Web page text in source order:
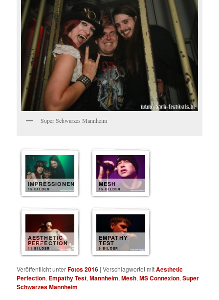
Super Schwarzes Mannheim
IMPRESSIONEN
15 BILDER
MESH
15 BILDER
AESTHETIC
PERFECTION
11 BILDER
EMPATHY
TEST
9 BILDER
Veröffentlicht unterFotos 2016 |Verschlagwortet mitAesthetic
Perfection, Empathy Test,Mannheim,Mesh,MS Connexion,Super
Schwarzes Mannheim